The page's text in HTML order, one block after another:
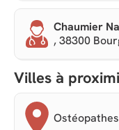
Chaumier
, 38300
Villes à